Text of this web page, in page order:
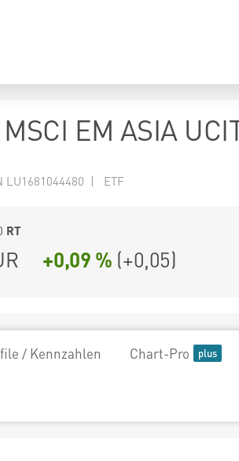
EM ASIA
LU1681044480 | ETF
RT
+0,09 % (+0,05)
/ Kennzahlen Chart-Pro